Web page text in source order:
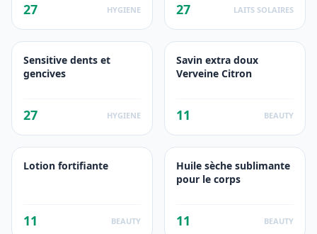
27 HYGIENE 27 LAITS SOLAIRES
Sensitive dents et
gencives
27 HYGIENE
Savin extra doux
Verveine Citron
11 BEAUTY
Lotion fortifiante
11 BEAUTY
Huile sèche sublimante
pour le corps
11 BEAUTY